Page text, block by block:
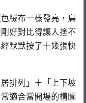
絨布一樣發亮，鳥
好對比得讓人捨不
默默按了十幾張快
排列」＋「上下坡
適合當開場的構圖